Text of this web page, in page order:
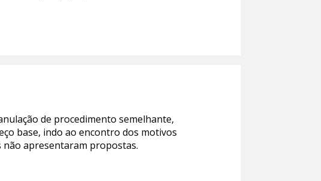
de procedimento semelhante,
base, indo ao encontro dos motivos
apresentaram propostas.